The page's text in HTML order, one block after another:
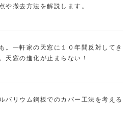
や撤去方法を解説します。
。一軒家の天窓に１０年間反対してき
天窓の進化が止まらない！
バリウム鋼板でのカバー工法を考える